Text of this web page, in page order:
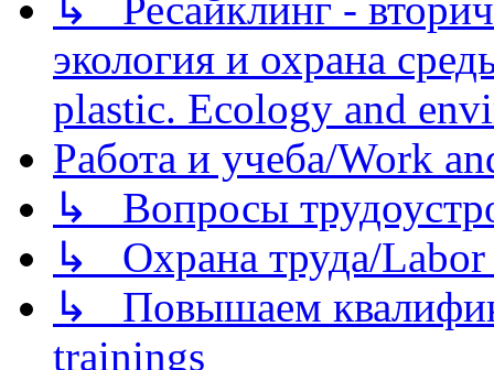
↳ Ресайклинг -
экология и охрана
plastic. Ecology and
Работа и учеба/Work
↳ Вопросы
↳ Охрана труда/Labor
↳ Повышаем
trainings